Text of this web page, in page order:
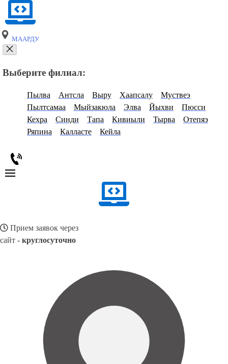
МААРДУ
Выберите филиал:
Пылва Антсла Выру Хаапсалу
Муствеэ
Пылтсамаа
Мыйзакюла Элва Йыхви
Пюсси
Кехра
Синди Тапа Кивиыли Тырва
Отепяэ
Ряпина
Калласте Кейла
Прием заявок через
сайт - круглосуточно